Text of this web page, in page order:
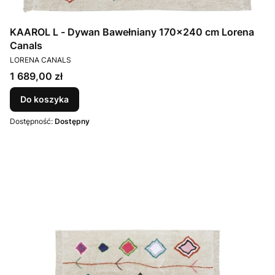
KAAROL L - Dywan Bawełniany 170x240 cm Lorena
Canals
PRODUCENT
LORENA CANALS
Cena
1 689,00 zł
Do koszyka
Dostępność: Dostępny